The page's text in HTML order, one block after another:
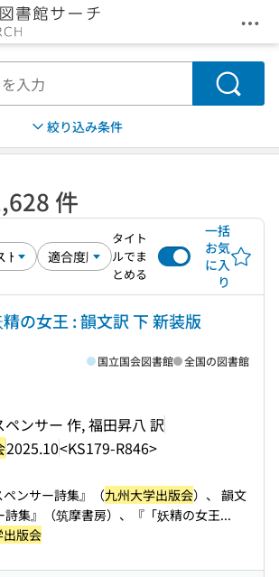
メ
検索
絞り込み条件
件
タイト
ルでま
とめる
一括
お気
に入
り
の女王 : 韻文訳 下 新装版
ンサー 作, 福田昇八 訳
2025.10<KS179-R846>
国立国会図書館 全国の図書館
ンサー詩集』（九州大学出版会）、 韻文
集』（筑摩書房）、『「妖精の女王...
出版会